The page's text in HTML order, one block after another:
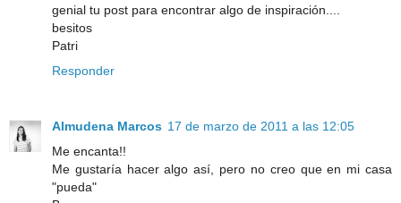
genial tu post para encontrar algo de inspiración....
besitos
Patri
Responder
Almudena Marcos 17 de marzo de 2011 a las 12:05
Me encanta!!
Me gustaría hacer algo así, pero no creo que en mi casa
"pueda"